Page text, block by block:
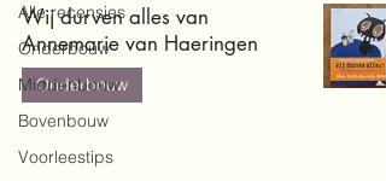
Alle recensies
Onderbouw
Middenbouw
Bovenbouw
Voorleestips
Wij durven alles van
Annemarie van Haeringen
Onderbouw